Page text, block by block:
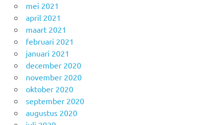
mei 2021
april 2021
maart 2021
februari 2021
januari 2021
december 2020
november 2020
oktober 2020
september 2020
augustus 2020